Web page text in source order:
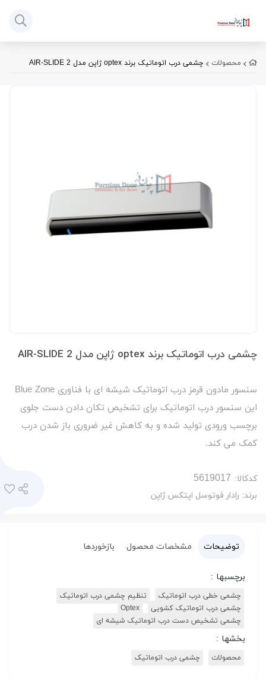
محصولات چشمی درب اتوماتیک برند optex ژاپن مدل AIR-SLIDE 2
چشمی درب اتوماتیک برند optex ژاپن مدل AIR-SLIDE 2
سنسور مادون قرمز درب اتوماتیک شیشه ای با فناوری Blue Zone
این سنسور درب اتوماتیک برای تشخیص تکان دادن دست جلوی
برچسب ورودی تولید شده و به کاهش غیر ضروری باز شدن درب
کمک می کند.
کدکالا:
برند: رادار فوتوسل اپتکس ژاپن
توضیحات مشخصات محصول بازخوردها
برچسبها :
چشمی خطی درب اتوماتیک
تنظیم چشمی درب اتوماتیک
چشمی درب اتوماتیک کشویی
Optex
چشمی تشخیص دست درب اتوماتیک شیشه ای
بخشها :
محصولات چشمی درب اتوماتیک